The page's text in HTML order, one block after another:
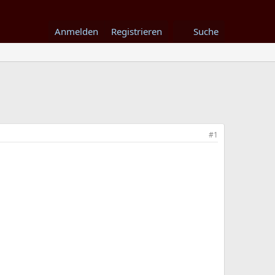
Anmelden Registrieren Suche
#1